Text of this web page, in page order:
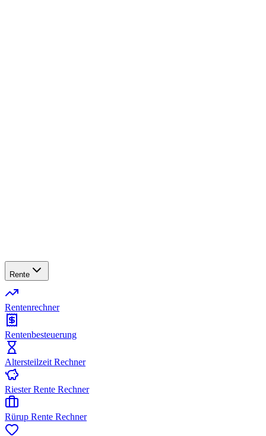
Rente
Rentenrechner
Rentenbesteuerung
Altersteilzeit Rechner
Riester Rente Rechner
Rürup Rente Rechner